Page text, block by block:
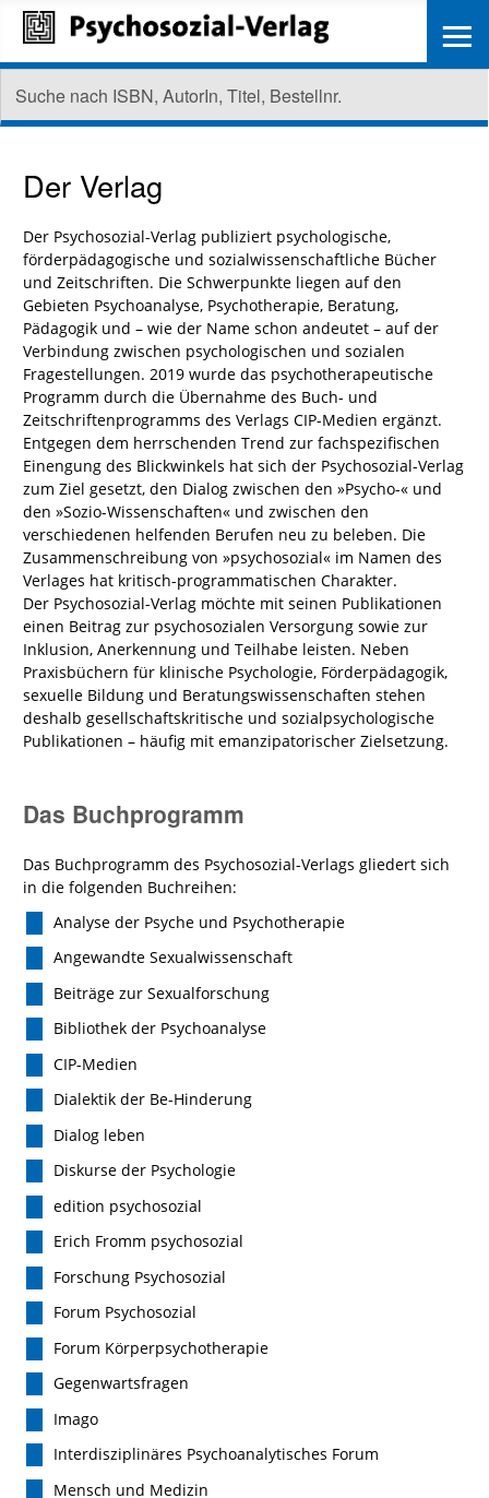
Der Verlag
Der Psychosozial-Verlag publiziert psychologische,
förderpädagogische und sozialwissenschaftliche Bücher
und Zeitschriften. Die Schwerpunkte liegen auf den
Gebieten Psychoanalyse, Psychotherapie, Beratung,
Pädagogik und – wie der Name schon andeutet – auf der
Verbindung zwischen psychologischen und sozialen
Fragestellungen. 2019 wurde das psychotherapeutische
Programm durch die Übernahme des Buch- und
Zeitschriftenprogramms des Verlags CIP-Medien ergänzt.
Entgegen dem herrschenden Trend zur fachspezifischen
Einengung des Blickwinkels hat sich der Psychosozial-Verlag
zum Ziel gesetzt, den Dialog zwischen den »Psycho-« und
den »Sozio-Wissenschaften« und zwischen den
verschiedenen helfenden Berufen neu zu beleben. Die
Zusammenschreibung von »psychosozial« im Namen des
Verlages hat kritisch-programmatischen Charakter.
Der Psychosozial-Verlag möchte mit seinen Publikationen
einen Beitrag zur psychosozialen Versorgung sowie zur
Inklusion, Anerkennung und Teilhabe leisten. Neben
Praxisbüchern für klinische Psychologie, Förderpädagogik,
sexuelle Bildung und Beratungswissenschaften stehen
deshalb gesellschaftskritische und sozialpsychologische
Publikationen – häufig mit emanzipatorischer Zielsetzung.
Das Buchprogramm
Das Buchprogramm des Psychosozial-Verlags gliedert sich
in die folgenden Buchreihen:
Analyse der Psyche und Psychotherapie
Angewandte Sexualwissenschaft
Beiträge zur Sexualforschung
Bibliothek der Psychoanalyse
CIP-Medien
Dialektik der Be-Hinderung
Dialog leben
Diskurse der Psychologie
edition psychosozial
Erich Fromm psychosozial
Forschung Psychosozial
Forum Psychosozial
Forum Körperpsychotherapie
Gegenwartsfragen
Imago
Interdisziplinäres Psychoanalytisches Forum
Mensch und Medizin
≡